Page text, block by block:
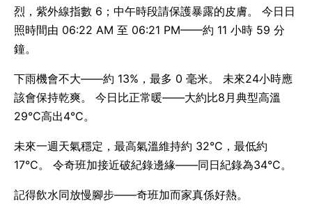
烈，紫外線指數 6；中午時段請保護暴露的皮膚。 今日日
照時間由 06:22 AM 至 06:21 PM——約 11 小時 59 分
鐘。
下雨機會不大——約 13%，最多 0 毫米。 未來24小時應
該會保持乾爽。 今日比正常暖——大約比8月典型高溫
29°C高出4°C。
未來一週天氣穩定，最高氣溫維持約 32°C，最低約
17°C。 令奇班加接近破紀錄邊緣——同日紀錄為34°C。
記得飲水同放慢腳步——奇班加而家真係好熱。